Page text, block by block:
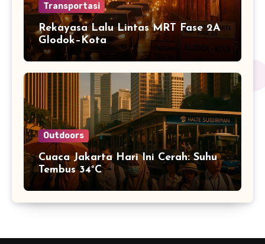
Transportasi
Rekayasa Lalu Lintas MRT Fase 2A
Glodok–Kota
Outdoors
Cuaca Jakarta Hari Ini Cerah: Suhu
Tembus 34°C